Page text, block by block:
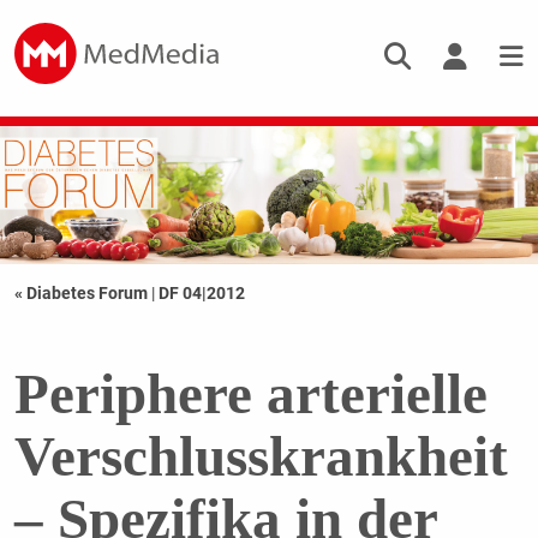
« Diabetes Forum | DF 04|2012
Periphere arterielle
Verschlusskrankheit
– Spezifika in der